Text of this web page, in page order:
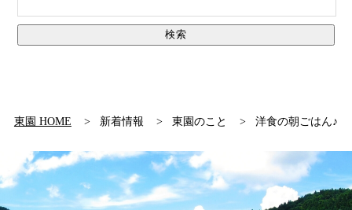
東園 HOME 新着情報 東園のこと 洋食の朝ごはん♪